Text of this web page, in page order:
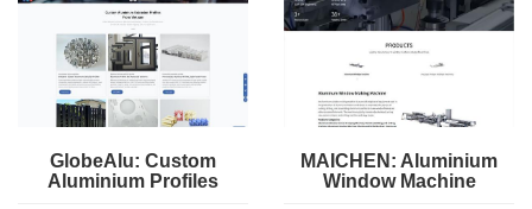
GlobeAlu: Custom
Aluminium Profiles
MAICHEN: Aluminium
Window Machine